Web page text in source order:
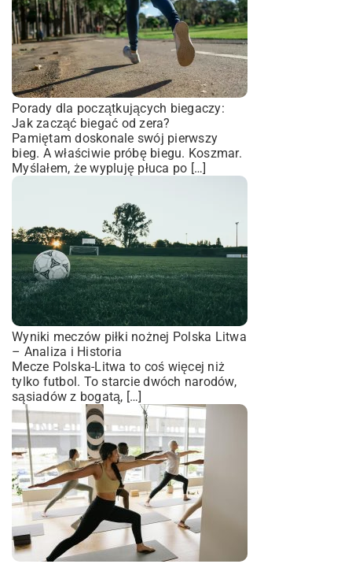
Porady dla początkujących biegaczy:
Jak zacząć biegać od zera?
Pamiętam doskonale swój pierwszy
bieg. A właściwie próbę biegu. Koszmar.
Myślałem, że wypluję płuca po […]
Wyniki meczów piłki nożnej Polska Litwa
– Analiza i Historia
Mecze Polska-Litwa to coś więcej niż
tylko futbol. To starcie dwóch narodów,
sąsiadów z bogatą, […]